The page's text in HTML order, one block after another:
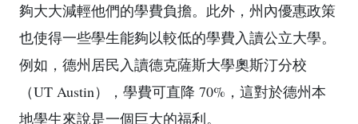
夠大大減輕他們的學費負擔。此外，州內優惠政策
也使得一些學生能夠以較低的學費入讀公立大學。
例如，德州居民入讀德克薩斯大學奧斯汀分校
（UT Austin），學費可直降 70%，這對於德州本
地學生來說是一個巨大的福利。